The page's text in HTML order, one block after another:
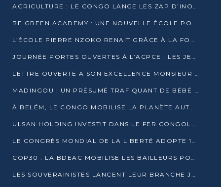
AGRICULTURE : LE CONGO LANCE LES ZAP D’INONI ET YONO
BE GREEN ACADEMY : UNE NOUVELLE ÉCOLE POUR LES MÉTIERS DE L’ÉCOLOGIE À POINTE-NOIRE
L’ÉCOLE PIERRE NZOKO RENAIT GRÂCE À LA FONDATION MUCODEC
JOURNÉE PORTES OUVERTES À L’ACPCE : LES JEUNES EN IMMERSION DANS L’ENTREPRISE
LETTRE OUVERTE A SON EXCELLENCE MONSIEUR DENIS SASSOU NGUESSO, PRESIDENT DE LAREPUBLIQUE DU CONGO
MADINGOU : UN PRÉSUMÉ TRAFIQUANT DE BÉBÉ CHIMPANZÉ FIXÉ SUR SON SORT LE 20 NOVEMBRE
À BELÉM, LE CONGO MOBILISE LA PLANÈTE AUTOUR DU FONDS BLEU POUR LE BASSIN DU CONGO
ULSAN HOLDING INVESTIT DANS LE FER CONGOLAIS
LE CONGRÈS MONDIAL DE LA LIBERTÉ ADOPTE 14 RÉSOLUTIONS HISTORIQUES
COP30 : LA BDEAC MOBILISE LES BAILLEURS POUR LE FONDS BLEU DU BASSIN DU CONGO
LES SOUVERAINISTES LANCENT LEUR BRANCHE JEUNE À BRAZZAVILLE